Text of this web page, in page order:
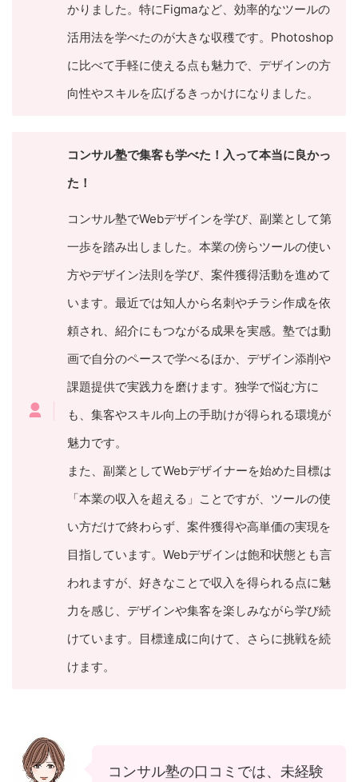
かりました。特にFigmaなど、効率的なツールの
活用法を学べたのが大きな収穫です。Photoshop
に比べて手軽に使える点も魅力で、デザインの方
向性やスキルを広げるきっかけになりました。
コンサル塾で集客も学べた！入って本当に良かっ
た！
コンサル塾でWebデザインを学び、副業として第
一歩を踏み出しました。本業の傍らツールの使い
方やデザイン法則を学び、案件獲得活動を進めて
います。最近では知人から名刺やチラシ作成を依
頼され、紹介にもつながる成果を実感。塾では動
画で自分のペースで学べるほか、デザイン添削や
課題提供で実践力を磨けます。独学で悩む方に
も、集客やスキル向上の手助けが得られる環境が
魅力です。
また、副業としてWebデザイナーを始めた目標は
「本業の収入を超える」ことですが、ツールの使
い方だけで終わらず、案件獲得や高単価の実現を
目指しています。Webデザインは飽和状態とも言
われますが、好きなことで収入を得られる点に魅
力を感じ、デザインや集客を楽しみながら学び続
けています。目標達成に向けて、さらに挑戦を続
けます。
コンサル塾の口コミでは、未経験